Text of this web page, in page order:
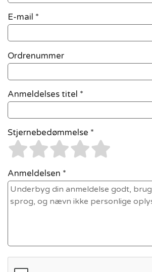
E-mail *
Ordrenummer
Anmeldelses titel *
Stjernebedømmelse *
Anmeldelsen *